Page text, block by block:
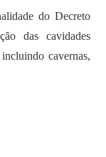
do Decreto
das cavidades
cavernas,